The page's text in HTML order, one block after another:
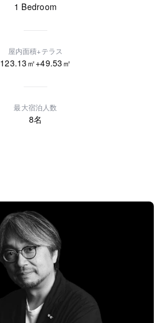
1 Bedroom
屋内面積+テラス
123.13 ㎡+49.53 ㎡
最大宿泊人数
8名